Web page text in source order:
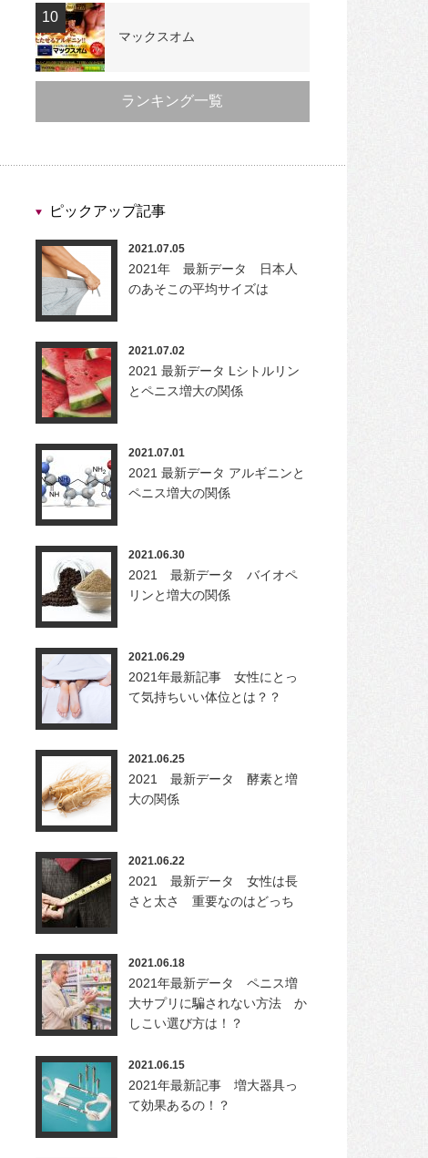
10
マックスオム
ランキング一覧
ピックアップ記事
2021.07.05
2021年 最新データ 日本人
のあそこの平均サイズは
2021.07.02
2021 最新データ Lシトルリン
とペニス増大の関係
2021.07.01
2021 最新データ アルギニンと
ペニス増大の関係
2021.06.30
2021 最新データ バイオペ
リンと増大の関係
2021.06.29
2021年最新記事 女性にとっ
て気持ちいい体位とは？？
2021.06.25
2021 最新データ 酵素と増
大の関係
2021.06.22
2021 最新データ 女性は長
さと太さ 重要なのはどっち
2021.06.18
2021年最新データ ペニス増
大サプリに騙されない方法 か
しこい選び方は！？
2021.06.15
2021年最新記事 増大器具っ
て効果あるの！？